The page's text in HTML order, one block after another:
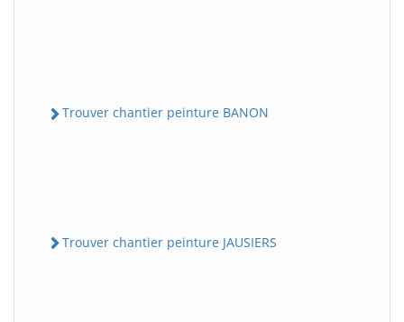
Trouver chantier peinture BANON
Trouver chantier peinture JAUSIERS